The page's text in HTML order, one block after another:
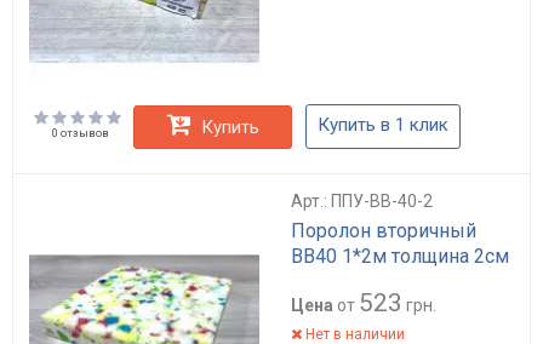
0 отзывов Купить Купить в 1 клик
Арт.: ППУ-BB-40-2
Поролон вторичный
BB40 1*2м толщина 2см
Цена от 523 грн.
Нет в наличии